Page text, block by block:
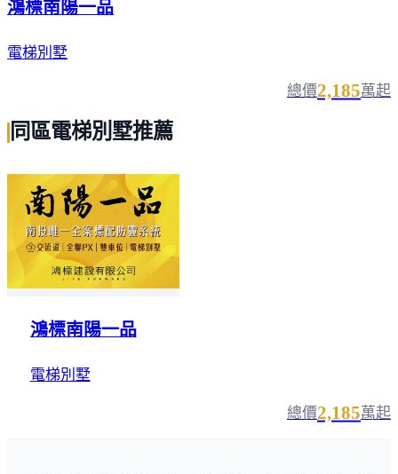
鴻標南陽一品
電梯別墅
總價2,185萬起
同區電梯別墅推薦
鴻標南陽一品
電梯別墅
總價2,185萬起